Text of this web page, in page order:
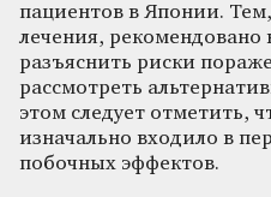
пациентов в Японии.
лечения, рекомендовано
разъяснить риски
рассмотреть
этом следует отметить,
изначально входило в
побочных эффектов.